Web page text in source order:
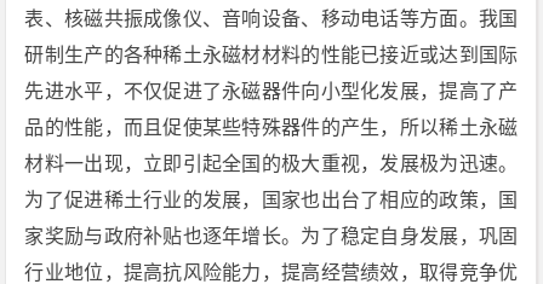
表、核磁共振成像仪、音响设备、移动电话等方面。我国
研制生产的各种稀土永磁材材料的性能已接近或达到国际
先进水平，不仅促进了永磁器件向小型化发展，提高了产
品的性能，而且促使某些特殊器件的产生，所以稀土永磁
材料一出现，立即引起全国的极大重视，发展极为迅速。
为了促进稀土行业的发展，国家也出台了相应的政策，国
家奖励与政府补贴也逐年增长。为了稳定自身发展，巩固
行业地位，提高抗风险能力，提高经营绩效，取得竞争优